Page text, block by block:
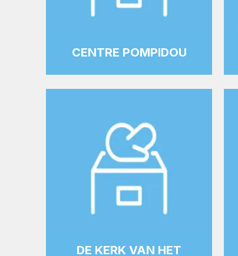
CENTRE POMPIDOU
DE KERK VAN HET